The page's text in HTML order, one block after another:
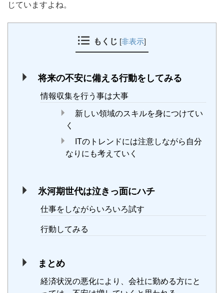
じていますよね。
もくじ [非表示]
将来の不安に備える行動をしてみる
情報収集を行う事は大事
新しい領域のスキルを身につけてい
く
ITのトレンドには注意しながら自分
なりにも考えていく
氷河期世代は泣きっ面にハチ
仕事をしながらいろいろ試す
行動してみる
まとめ
経済状況の悪化により、会社に勤める方にと